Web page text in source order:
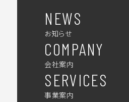
NEWS
お知らせ
COMPANY
会社案内
SERVICES
事業案内